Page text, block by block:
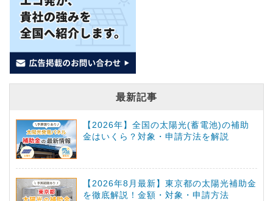
最新記事
【2026年】全国の太陽光(蓄電池)の補助
金はいくら？対象・申請方法を解説
【2026年8月最新】東京都の太陽光補助金
を徹底解説！金額・対象・申請方法